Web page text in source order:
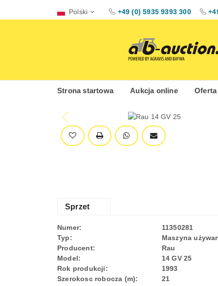
Polski +49 (0) 5935 9393 300
Strona startowa Aukcja online
Sprzet
Numer:
11350281
Typ:
Maszyna
Producent:
Rau
Model:
14 GV 25
Rok produkcji:
1993
Szerokosc robocza (m):
21